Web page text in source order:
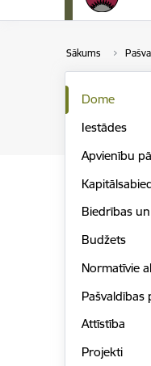
Sākums
Dome
Iestādes
Apvienību
Biedrības
Budžets
Normatīvie
Pašvaldības
Attīstība
Projekti